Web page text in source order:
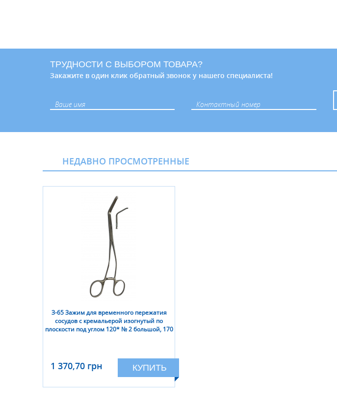
ТРУДНОСТИ С ВЫБОРОМ ТОВАРА?
Закажите в один клик обратный звонок у нашего специалиста!
НЕДАВНО ПРОСМОТРЕННЫЕ
З-65 Зажим для временного пережатия
сосудов с кремальерой изогнутый по
плоскости под углом 120* № 2 большой, 170
1 370,70 грн КУПИТЬ